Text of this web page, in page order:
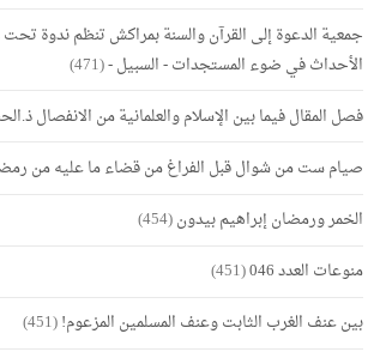
جمعية الدعوة إلى القرآن والسنة بمراكش تنظم ندوة
الأحداث في ضوء المستجدات - السبيل -(471)
فصل المقال فيما بين الإسلام والعلمانية من الانفصال
صيام ست من شوال قبل الفراغ من قضاء ما عليه من
الخمر ورمضان إبراهيم بيدون(454)
منوعات العدد 046
(451)
بين عنف الغرب الثابت وعنف المسلمين المزعوم!(451)